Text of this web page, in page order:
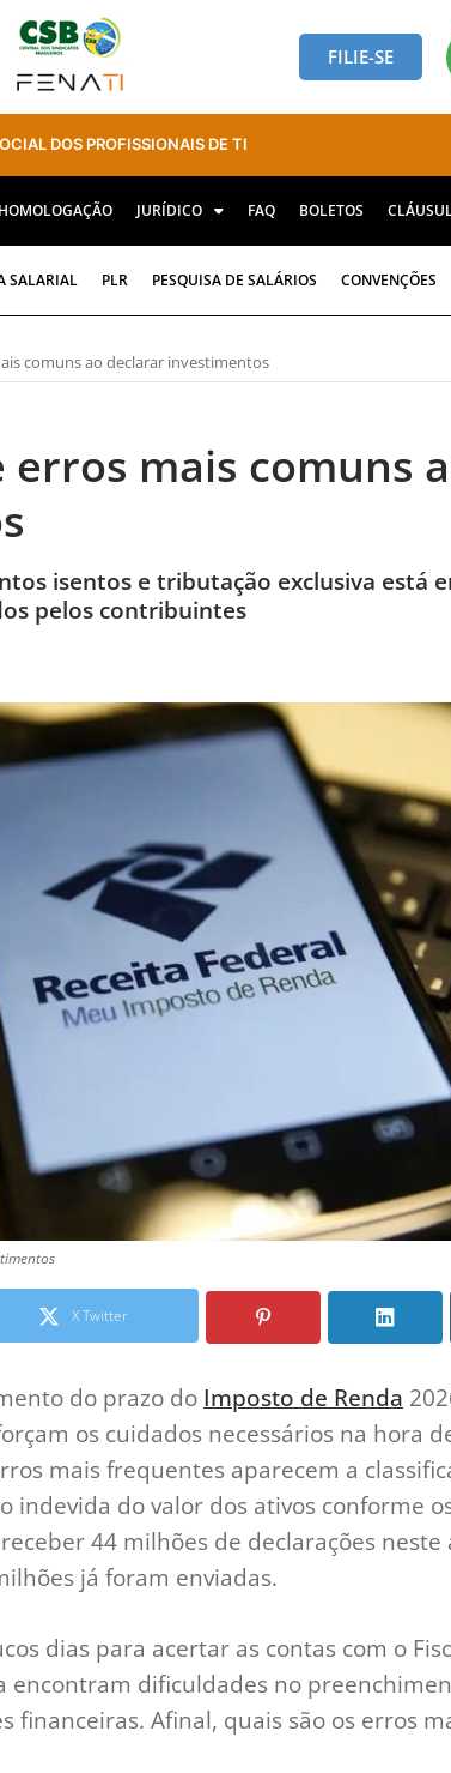
FILIE-SE
DOS PROFISSIONAIS DE TI
HOMOLOGAÇÃO JURÍDICO FAQ BOLETOS
SALARIAL PLR PESQUISA DE SALÁRIOS CONVENÇÕES
comuns ao declarar investimentos
erros mais comuns
isentos e tributação exclusiva está
pelos contribuintes
X Twitter
do prazo do Imposto de Renda
os cuidados necessários na hora
mais frequentes aparecem a
indevida do valor dos ativos conforme
44 milhões de declarações neste
já foram enviadas.
dias para acertar as contas com o
encontram dificuldades no
financeiras. Afinal, quais são os erros